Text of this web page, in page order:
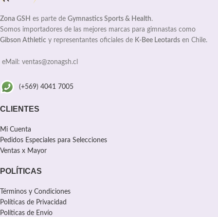
Zona GSH es parte de Gymnastics Sports & Health.
Somos importadores de las mejores marcas para gimnastas como
Gibson Athletic y representantes oficiales de K-Bee Leotards en Chile.
eMail: ventas@zonagsh.cl
(+569) 4041 7005
CLIENTES
Mi Cuenta
Pedidos Especiales para Selecciones
Ventas x Mayor
POLÍTICAS
Términos y Condiciones
Políticas de Privacidad
Políticas de Envío